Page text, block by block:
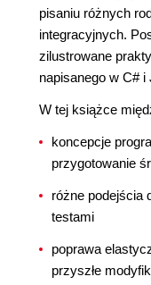
pisaniu różnych
integracyjnych.
zilustrowane
napisanego w C# i
W tej książce
koncepcje
przygotowanie
różne podejścia
testami
poprawa
przyszłe